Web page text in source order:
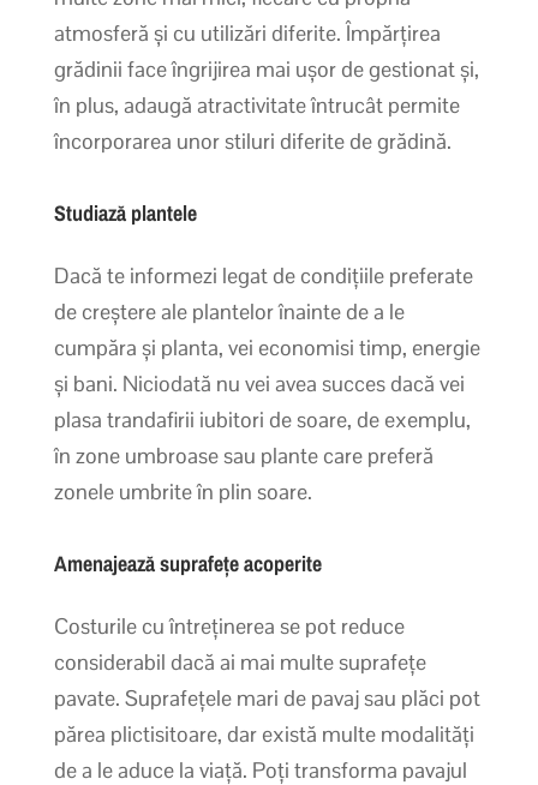
atmosferă și cu utilizări diferite. Împărțirea
grădinii face îngrijirea mai ușor de gestionat și,
în plus, adaugă atractivitate întrucât permite
încorporarea unor stiluri diferite de grădină.
Studiază plantele
Dacă te informezi legat de condițiile preferate
de creștere ale plantelor înainte de a le
cumpăra și planta, vei economisi timp, energie
și bani. Niciodată nu vei avea succes dacă vei
plasa trandafirii iubitori de soare, de exemplu,
în zone umbroase sau plante care preferă
zonele umbrite în plin soare.
Amenajează suprafețe acoperite
Costurile cu întreținerea se pot reduce
considerabil dacă ai mai multe suprafețe
pavate. Suprafețele mari de pavaj sau plăci pot
părea plictisitoare, dar există multe modalități
de a le aduce la viață. Poți transforma pavajul